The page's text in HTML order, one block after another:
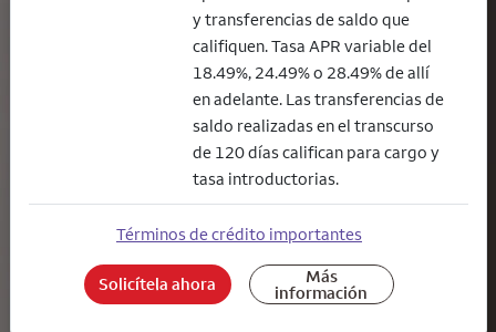
y transferencias de saldo que
califiquen. Tasa APR variable del
18.49%, 24.49% o 28.49% de allí
en adelante. Las transferencias de
saldo realizadas en el transcurso
de 120 días califican para cargo y
tasa introductorias.
Términos de crédito importantes
Solicítela ahora Más
información